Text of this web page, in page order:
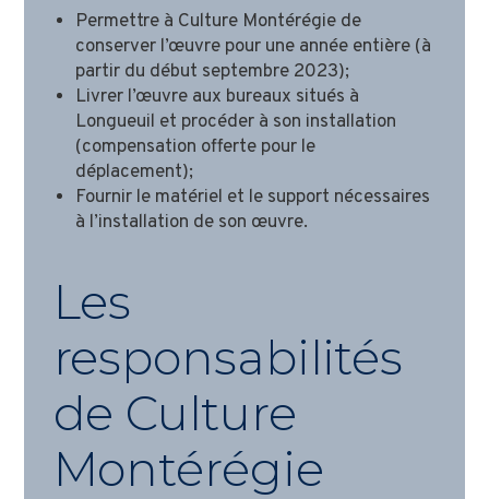
Permettre à Culture Montérégie de
conserver l’œuvre pour une année entière (à
partir du début septembre 2023);
Livrer l’œuvre aux bureaux situés à
Longueuil et procéder à son installation
(compensation offerte pour le
déplacement);
Fournir le matériel et le support nécessaires
à l’installation de son œuvre.
Les
responsabilités
de Culture
Montérégie